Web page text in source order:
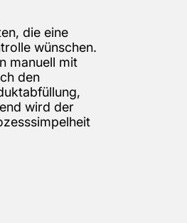
die eine
wünschen.
manuell mit
den
wird der